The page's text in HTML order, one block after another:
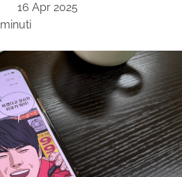
16 Apr 2025
minuti